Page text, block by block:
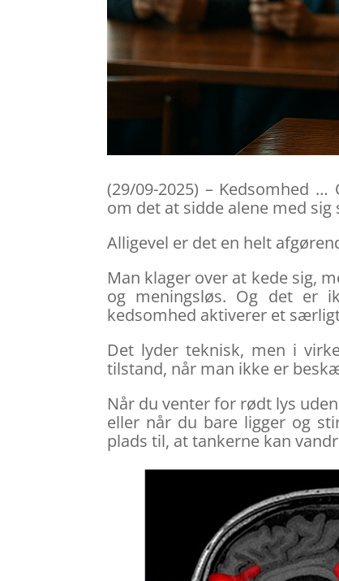
(29/09-2025) – Kedsomhed
om det at sidde alene med
Alligevel er det en helt
Man klager over at kede sig,
og meningsløs. Og det er
kedsomhed aktiverer et
Det lyder teknisk, men i
tilstand, når man ikke er
Når du venter for rødt lys
eller når du bare ligger og
plads til, at tankerne kan